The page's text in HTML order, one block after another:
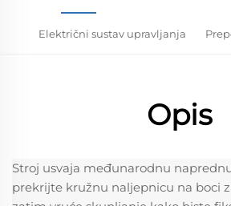
Električni sustav upravljanja
Opis
Stroj usvaja međunarodnu
prekrijte kružnu naljepnicu na boci